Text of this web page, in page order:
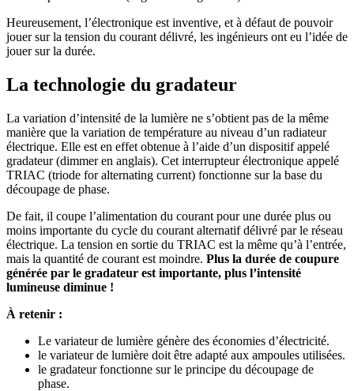
Heureusement, l’électronique est inventive, et à défaut de pouvoir
jouer sur la tension du courant délivré, les ingénieurs ont eu l’idée de
jouer sur la durée.
La technologie du gradateur
La variation d’intensité de la lumière ne s’obtient pas de la même
manière que la variation de température au niveau d’un radiateur
électrique. Elle est en effet obtenue à l’aide d’un dispositif appelé
gradateur (dimmer en anglais). Cet interrupteur électronique appelé
TRIAC (triode for alternating current) fonctionne sur la base du
découpage de phase.
De fait, il coupe l’alimentation du courant pour une durée plus ou
moins importante du cycle du courant alternatif délivré par le réseau
électrique. La tension en sortie du TRIAC est la même qu’à l’entrée,
mais la quantité de courant est moindre. Plus la durée de coupure
générée par le gradateur est importante, plus l’intensité
lumineuse diminue !
À retenir :
Le variateur de lumière génère des économies d’électricité.
le variateur de lumière doit être adapté aux ampoules utilisées.
le gradateur fonctionne sur le principe du découpage de
phase.